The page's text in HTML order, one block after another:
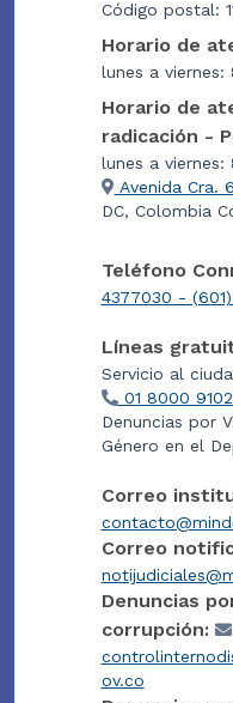
Código postal:
Horario de
lunes a
Horario de
radicación -
lunes a
Avenida Cra.
DC, Colombia
Teléfono
4377030 -
Líneas
Servicio al
01 8000
Denuncias por
Género en el
Correo
Correo
Denuncias
corrupción:
ov.co